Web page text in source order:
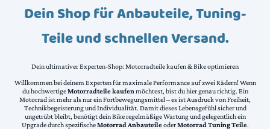
Dein Shop für Anbauteile, Tuning-
Teile und schnellen Versand.
Dein ultimativer Experten-Shop: Motorradteile kaufen & Bike optimieren
Willkommen bei deinem Experten für maximale Performance auf zwei Rädern! Wenn
du hochwertigeMotorradteile kaufen möchtest, bist du hier genau richtig. Ein
Motorrad ist mehr als nur ein Fortbewegungsmittel – es ist Ausdruck von Freiheit,
Technikbegeisterung und Individualität. Damit dieses Lebensgefühl sicher und
ungetrübt bleibt, benötigt dein Bike regelmäßige Wartung und gelegentlich ein
Upgrade durch spezifischeMotorrad AnbauteileoderMotorrad Tuning Teile.